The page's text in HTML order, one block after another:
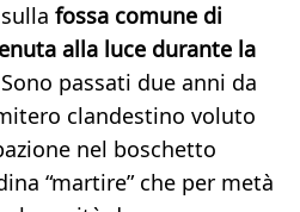
fossa comune di
alla luce durante la
passati due anni da
clandestino voluto
nel boschetto
“martire” che per metà